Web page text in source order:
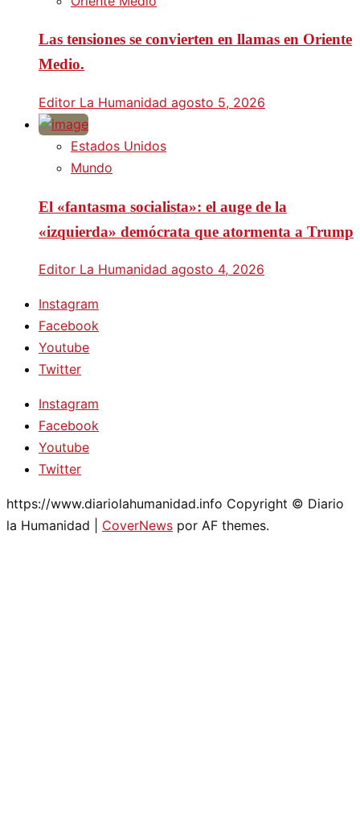
Las tensiones se convierten en llamas en Oriente
Medio.
Editor La Humanidad agosto 5, 2026
Estados Unidos
Mundo
El «fantasma socialista»: el auge de la
«izquierda» demócrata que atormenta a Trump
Editor La Humanidad agosto 4, 2026
Instagram
Facebook
Youtube
Twitter
Instagram
Facebook
Youtube
Twitter
https://www.diariolahumanidad.info Copyright © Diario
la Humanidad
CoverNews por AF themes.